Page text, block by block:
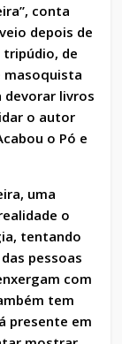
conta
depois de
de
masoquista
devorar livros
o autor
o Pó e
uma
o
tentando
pessoas
com
tem
presente em